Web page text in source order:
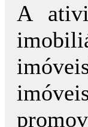
A